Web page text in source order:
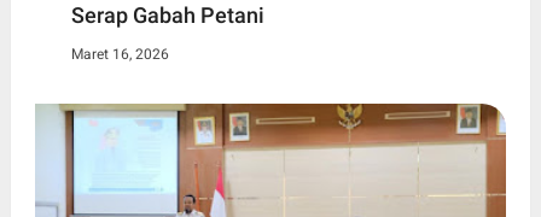
Serap Gabah Petani
Maret 16, 2026